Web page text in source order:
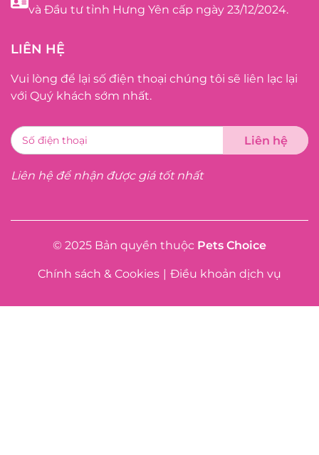
và Đầu tư tỉnh Hưng Yên cấp ngày 23/12/2024.
LIÊN HỆ
Vui lòng để lại số điện thoại chúng tôi sẽ liên lạc lại
với Quý khách sớm nhất.
Liên hệ để nhận được giá tốt nhất
© 2025 Bản quyền thuộc Pets Choice
Chính sách & Cookies | Điều khoản dịch vụ